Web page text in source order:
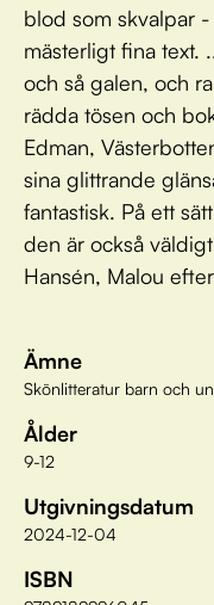
blod som skvalpar
mästerligt fina text.
och så galen, och
rädda tösen och
Edman,
sina glittrande
fantastisk. På ett
den är också
Hansén, Malou
Ämne
Skönlitteratur barn och
Ålder
9-12
Utgivningsdatum
2024-12-04
ISBN